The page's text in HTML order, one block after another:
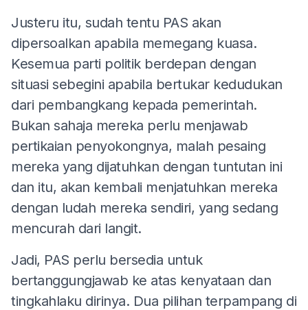
Justeru itu, sudah tentu PAS akan
dipersoalkan apabila memegang kuasa.
Kesemua parti politik berdepan dengan
situasi sebegini apabila bertukar kedudukan
dari pembangkang kepada pemerintah.
Bukan sahaja mereka perlu menjawab
pertikaian penyokongnya, malah pesaing
mereka yang dijatuhkan dengan tuntutan ini
dan itu, akan kembali menjatuhkan mereka
dengan ludah mereka sendiri, yang sedang
mencurah dari langit.
Jadi, PAS perlu bersedia untuk
bertanggungjawab ke atas kenyataan dan
tingkahlaku dirinya. Dua pilihan terpampang di